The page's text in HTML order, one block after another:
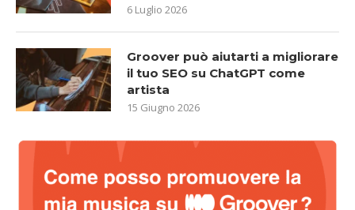
6 Luglio 2026
Groover può aiutarti a migliorare
il tuo SEO su ChatGPT come
artista
15 Giugno 2026